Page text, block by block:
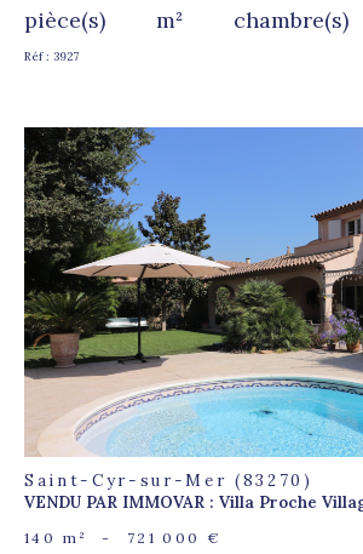
pièce(s) m² chambre(s)
Réf : 3927
voir le
bien
Saint-Cyr-sur-Mer (83270)
VENDU PAR IMMOVAR : Villa Proche
140 m² - 721 000 €